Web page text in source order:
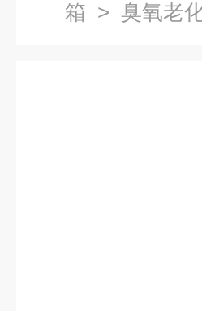
箱 > 臭氧老